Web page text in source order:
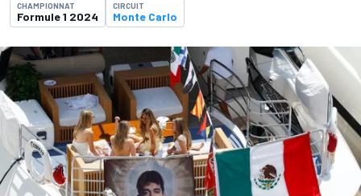
CHAMPIONNAT
Formule 1 2024
CIRCUIT
Monte Carlo